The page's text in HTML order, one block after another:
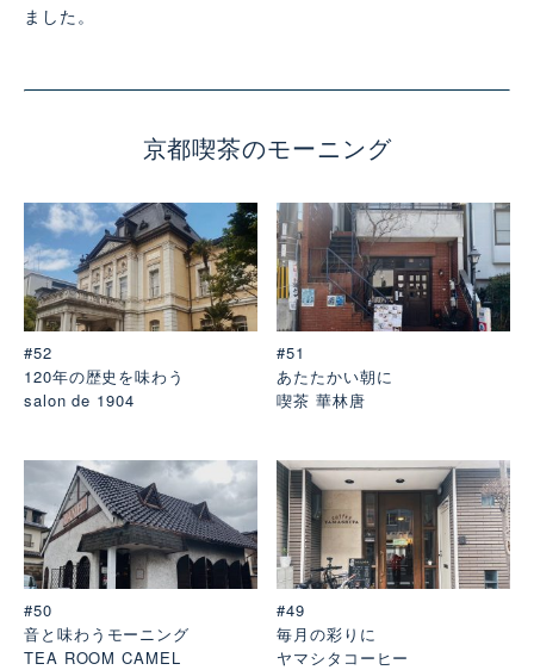
ました。
京都喫茶のモーニング
#52
120年の歴史を味わう
salon de 1904
#51
あたたかい朝に
喫茶 華林唐
#50
音と味わうモーニング
TEA ROOM CAMEL
#49
毎月の彩りに
ヤマシタコーヒー